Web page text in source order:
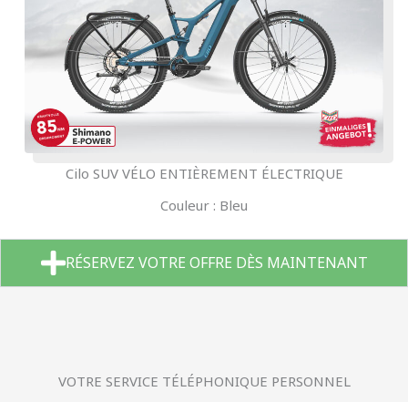
Cilo SUV VÉLO ENTIÈREMENT ÉLECTRIQUE
Couleur : Bleu
RÉSERVEZ VOTRE OFFRE DÈS MAINTENANT
VOTRE SERVICE TÉLÉPHONIQUE PERSONNEL